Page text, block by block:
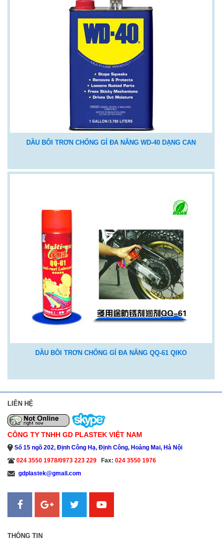
DẦU BÔI TRƠN CHỐNG GỈ ĐA NĂNG WD-40 DẠNG CAN
DẦU BÔI TRƠN CHỐNG GỈ ĐA NĂNG QQ-61 QIKO
LIÊN HỆ
CÔNG TY TNHH GD PLASTEK VIỆT NAM
Số 15 ngõ 202, Định Công Hạ, Định Công, Hoàng Mai, Hà Nội
024 3550 1978/0973 223 229
Fax: 024 3550 1976
gdplastek@gmail.com
THÔNG TIN